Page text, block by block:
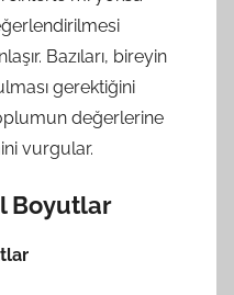
Bazıları, bireyin
gerektiğini
değerlerine
vurgular.
Boyutlar